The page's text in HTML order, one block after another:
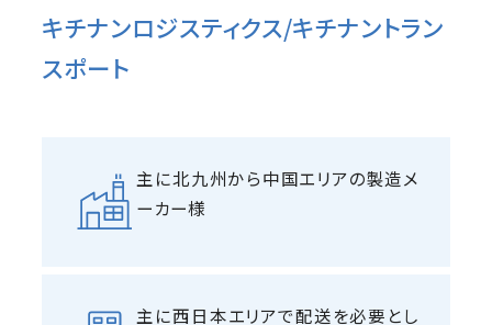
キチナンロジスティクス/キチナントラン
スポート
主に北九州から中国エリアの製造メ
ーカー様
主に西日本エリアで配送を必要とし